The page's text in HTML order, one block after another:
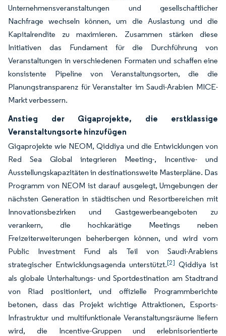
Unternehmensveranstaltungen und gesellschaftlicher
Nachfrage wechseln können, um die Auslastung und die
Kapitalrendite zu maximieren. Zusammen stärken diese
Initiativen das Fundament für die Durchführung von
Veranstaltungen in verschiedenen Formaten und schaffen eine
konsistente Pipeline von Veranstaltungsorten, die die
Planungstransparenz für Veranstalter im Saudi-Arabien MICE-
Markt verbessern.
Anstieg der Gigaprojekte, die erstklassige
Veranstaltungsorte hinzufügen
Gigaprojekte wie NEOM, Qiddiya und die Entwicklungen von
Red Sea Global integrieren Meeting-, Incentive- und
Ausstellungskapazitäten in destinationsweite Masterpläne. Das
Programm von NEOM ist darauf ausgelegt, Umgebungen der
nächsten Generation in städtischen und Resortbereichen mit
Innovationsbezirken und Gastgewerbeangeboten zu
verankern, die hochkarätige Meetings neben
Freizeiterweiterungen beherbergen können, und wird vom
Public Investment Fund als Teil von Saudi-Arabiens
strategischer Entwicklungsagenda unterstützt.[2] Qiddiya ist
als globale Unterhaltungs- und Sportdestination am Stadtrand
von Riad positioniert, und offizielle Programmberichte
betonen, dass das Projekt wichtige Attraktionen, Esports-
Infrastruktur und multifunktionale Veranstaltungsräume liefern
wird, die Incentive-Gruppen und erlebnisorientierte